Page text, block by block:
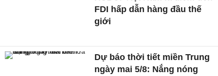
FDI hấp dẫn hàng đầu thế
giới
Dự báo thời tiết miền Trung
ngày mai 5/8: Nắng nóng